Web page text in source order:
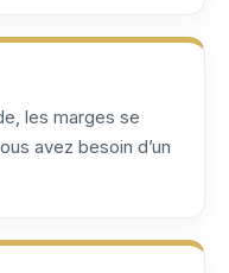
les marges se
avez besoin d’un